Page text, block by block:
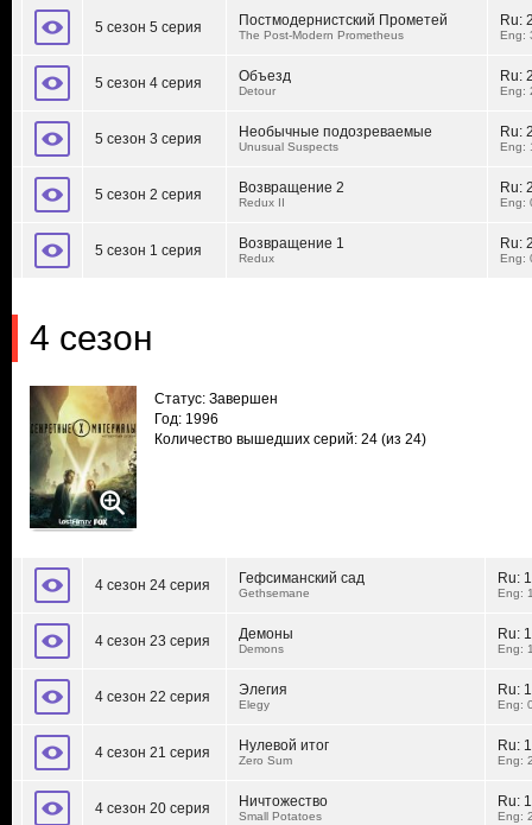
5 сезон 5 серия Постмодернистский Прометей
The Post-Modern Prometheus
Ru:
Eng:
5 сезон 4 серия Объезд
Detour
Ru:
Eng:
5 сезон 3 серия Необычные подозреваемые
Unusual Suspects
Ru:
Eng:
5 сезон 2 серия Возвращение 2
Redux II
Ru:
Eng:
5 сезон 1 серия Возвращение 1
Redux
Ru:
Eng:
4 сезон
Статус: Завершен
Год: 1996
Количество вышедших серий: 24 (из 24)
4 сезон 24 серия Гефсиманский сад
Gethsemane
Ru:
Eng:
4 сезон 23 серия Демоны
Demons
Ru:
Eng:
4 сезон 22 серия Элегия
Elegy
Ru:
Eng:
4 сезон 21 серия Нулевой итог
Zero Sum
Ru:
Eng:
4 сезон 20 серия Ничтожество
Small Potatoes
Ru:
Eng: